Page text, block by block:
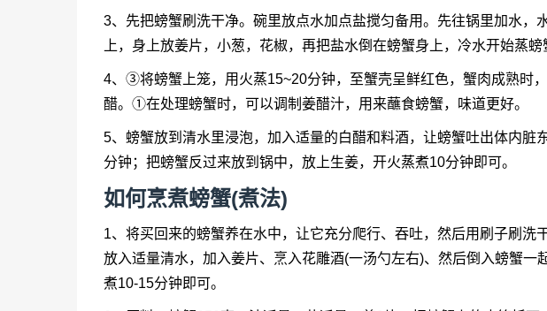
3、先把螃蟹刷洗干净。碗里放点水加点盐搅匀备用。先往锅里加水，
上，身上放姜片，小葱，花椒，再把盐水倒在螃蟹身上，冷水开始蒸螃
4、③将螃蟹上笼，用火蒸15~20分钟，至蟹壳呈鲜红色，蟹肉成熟时
醋。①在处理螃蟹时，可以调制姜醋汁，用来蘸食螃蟹，味道更好。
5、螃蟹放到清水里浸泡，加入适量的白醋和料酒，让螃蟹吐出体内脏
分钟；把螃蟹反过来放到锅中，放上生姜，开火蒸煮10分钟即可。
如何烹煮螃蟹(煮法)
1、将买回来的螃蟹养在水中，让它充分爬行、吞吐，然后用刷子刷洗
放入适量清水，加入姜片、烹入花雕酒(一汤勺左右)、然后倒入螃蟹一
煮10-15分钟即可。